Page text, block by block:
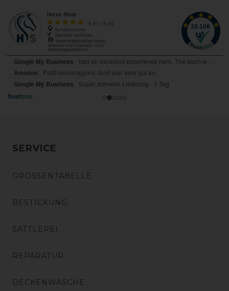
SERVICE
GRÖSSENTABELLE
BESTICKUNG
SATTLEREI
REPARATUR
DECKENWÄSCHE